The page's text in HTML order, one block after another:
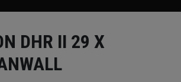
DHR II 29 X